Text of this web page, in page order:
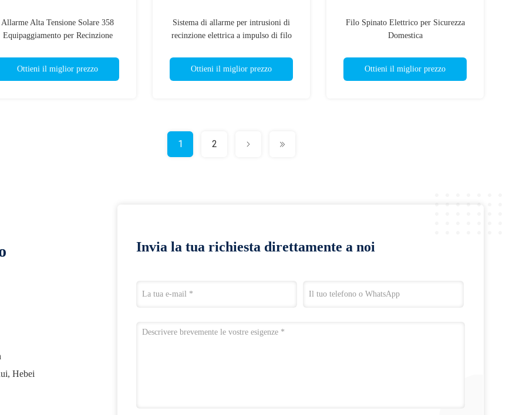
Allarme Alta Tensione Solare 358
Equipaggiamento per Recinzione
Ottieni il miglior prezzo
Sistema di allarme per intrusioni di
recinzione elettrica a impulso di filo
Ottieni il miglior prezzo
Filo Spinato Elettrico per Sicurezza
Domestica
Ottieni il miglior prezzo
1 2
Hebei
Invia la tua richiesta direttamente a noi